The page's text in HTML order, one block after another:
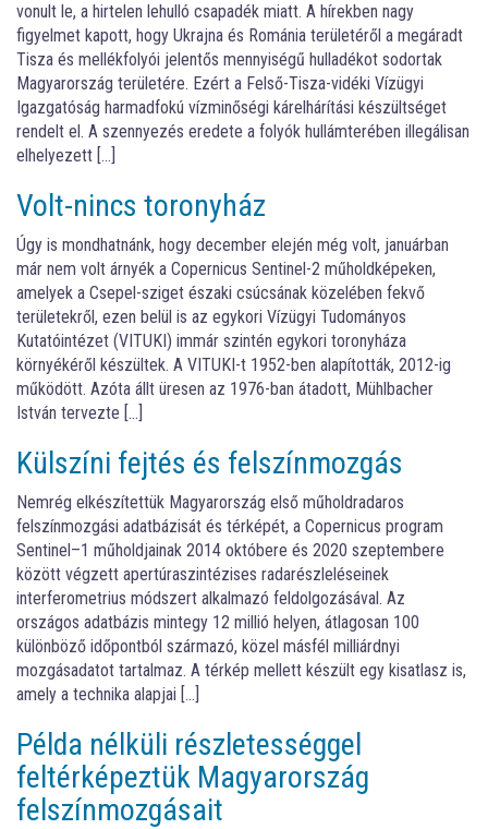
vonult le, a hirtelen lehulló csapadék miatt. A hírekben nagy
figyelmet kapott, hogy Ukrajna és Románia területéről a megáradt
Tisza és mellékfolyói jelentős mennyiségű hulladékot sodortak
Magyarország területére. Ezért a Felső-Tisza-vidéki Vízügyi
Igazgatóság harmadfokú vízminőségi kárelhárítási készültséget
rendelt el. A szennyezés eredete a folyók hullámterében illegálisan
elhelyezett […]
Volt-nincs toronyház
Úgy is mondhatnánk, hogy december elején még volt, januárban
már nem volt árnyék a Copernicus Sentinel-2 műholdképeken,
amelyek a Csepel-sziget északi csúcsának közelében fekvő
területekről, ezen belül is az egykori Vízügyi Tudományos
Kutatóintézet (VITUKI) immár szintén egykori toronyháza
környékéről készültek. A VITUKI-t 1952-ben alapították, 2012-ig
működött. Azóta állt üresen az 1976-ban átadott, Mühlbacher
István tervezte […]
Külszíni fejtés és felszínmozgás
Nemrég elkészítettük Magyarország első műholdradaros
felszínmozgási adatbázisát és térképét, a Copernicus program
Sentinel–1 műholdjainak 2014 októbere és 2020 szeptembere
között végzett apertúraszintézises radarészleléseinek
interferometrius módszert alkalmazó feldolgozásával. Az
országos adatbázis mintegy 12 millió helyen, átlagosan 100
különböző időpontból származó, közel másfél milliárdnyi
mozgásadatot tartalmaz. A térkép mellett készült egy kisatlasz is,
amely a technika alapjai […]
Példa nélküli részletességgel
feltérképeztük Magyarország
felszínmozgásait